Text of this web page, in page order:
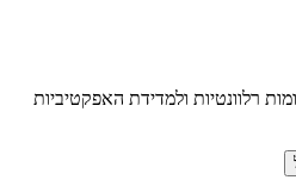
רלוונטיות ולמדידת האפקטיביות